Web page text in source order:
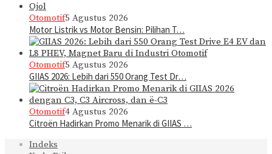
Otomotif5 Agustus 2026
Motor Listrik vs Motor Bensin: Pilihan T…
Otomotif5 Agustus 2026
GIIAS 2026: Lebih dari 550 Orang Test Dr…
Otomotif4 Agustus 2026
Citroën Hadirkan Promo Menarik di GIIAS …
Indeks